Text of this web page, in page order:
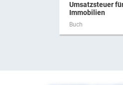
Umsatzsteuer
Immobilien
Buch